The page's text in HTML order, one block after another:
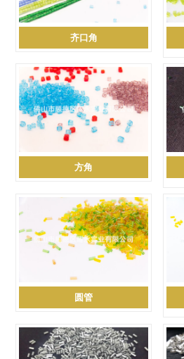
齐口角
方角
圆管